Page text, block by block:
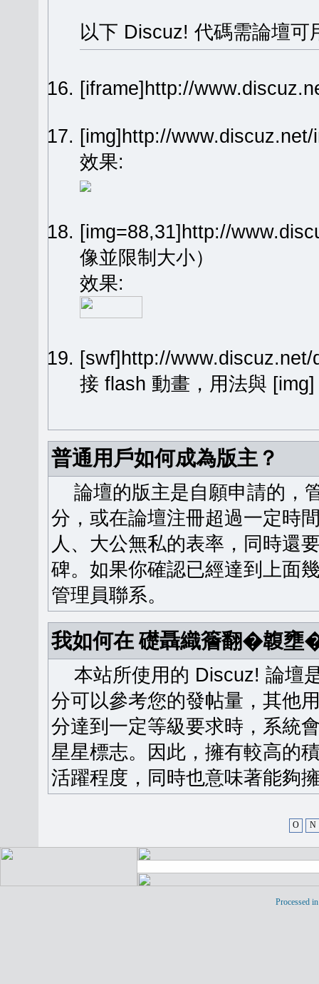
以下 Discuz! 代碼需論壇可
[iframe]http://
[img]http://
效果:
[img=88,31]http://
像並限制大小）
效果:
[swf]http://
接 flash 動畫，用法與
普通用戶如何成為版主？
論壇的版主是自願申請的，
分，或在論壇注冊超過一定時
人、大公無私的表率，同時還
碑。如果你確認已經達到上面
管理員聯系。
我如何在 礎聶織簷翻�䪖壅
本站所使用的 Discuz! 論壇
分可以參考您的發帖量，其他
分達到一定等級要求時，系統
星星標志。因此，擁有較高的
活躍程度，同時也意味著能夠
O N
Processed